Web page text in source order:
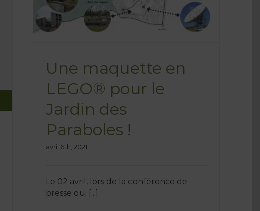
Une maquette en
LEGO® pour le
Jardin des
Paraboles !
avril 6th, 2021
Le 02 avril, lors de la conférence de
presse qui [...]